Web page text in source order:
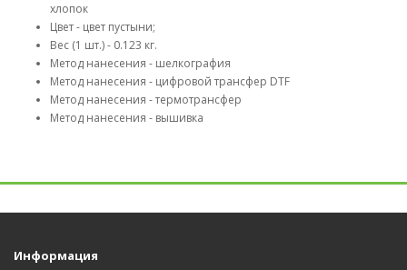
хлопок
Цвет - цвет пустыни;
Вес (1 шт.) - 0.123 кг.
Метод нанесения - шелкография
Метод нанесения - цифровой трансфер DTF
Метод нанесения - термотрансфер
Метод нанесения - вышивка
Информация